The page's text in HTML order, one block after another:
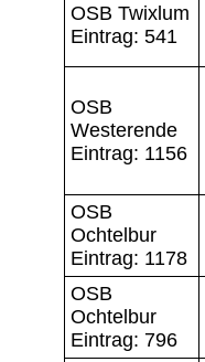
OSB Twixlum
Eintrag: 541
OSB
Westerende
Eintrag: 1156
OSB
Ochtelbur
Eintrag: 1178
OSB
Ochtelbur
Eintrag: 796